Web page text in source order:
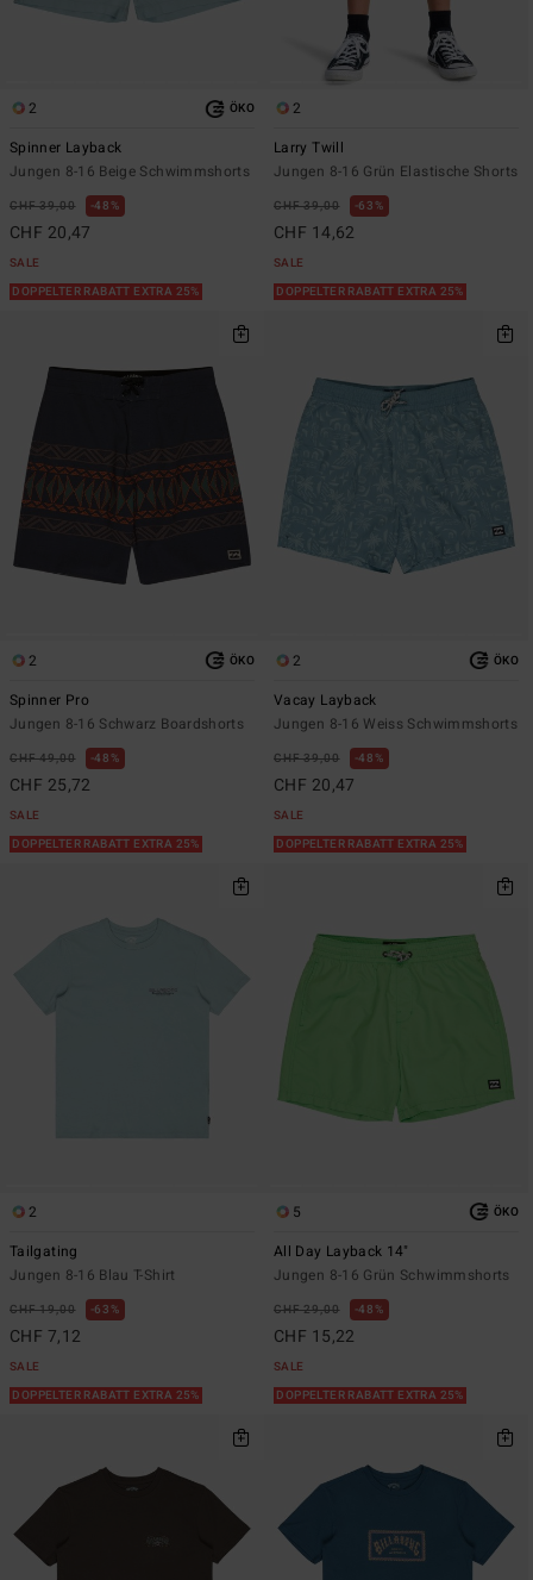
2 ÖKO
Spinner Layback
Jungen 8-16 Beige Schwimmshorts
CHF 39,00 48%
CHF 20,47
SALE
DOPPELTER RABATT EXTRA 25%
2
Larry Twill
Jungen 8-16 Grün Elastische Shorts
CHF 39,00 63%
CHF 14,62
SALE
DOPPELTER RABATT EXTRA 25%
2 ÖKO
Spinner Pro
Jungen 8-16 Schwarz Boardshorts
CHF 49,00 48%
CHF 25,72
SALE
DOPPELTER RABATT EXTRA 25%
2 ÖKO
Vacay Layback
Jungen 8-16 Weiss Schwimmshorts
CHF 39,00 48%
CHF 20,47
SALE
DOPPELTER RABATT EXTRA 25%
2
Tailgating
Jungen 8-16 Blau T-Shirt
CHF 19,00 63%
CHF 7,12
SALE
DOPPELTER RABATT EXTRA 25%
5 ÖKO
All Day Layback 14"
Jungen 8-16 Grün Schwimmshorts
CHF 29,00 48%
CHF 15,22
SALE
DOPPELTER RABATT EXTRA 25%